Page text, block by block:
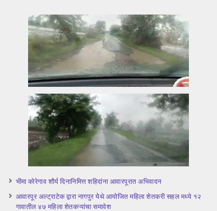
भीमा कोरेगाव शौर्य दिनानिमित्त शहिदांना आवारपूरात अभिवादन
आवारपूर अल्ट्राटेक द्वारा नागपुर येथे आयोजित महिला शेतकरी सहल मध्ये १२
गावातील ४७ महिला शेतकऱ्यांचा समावेश